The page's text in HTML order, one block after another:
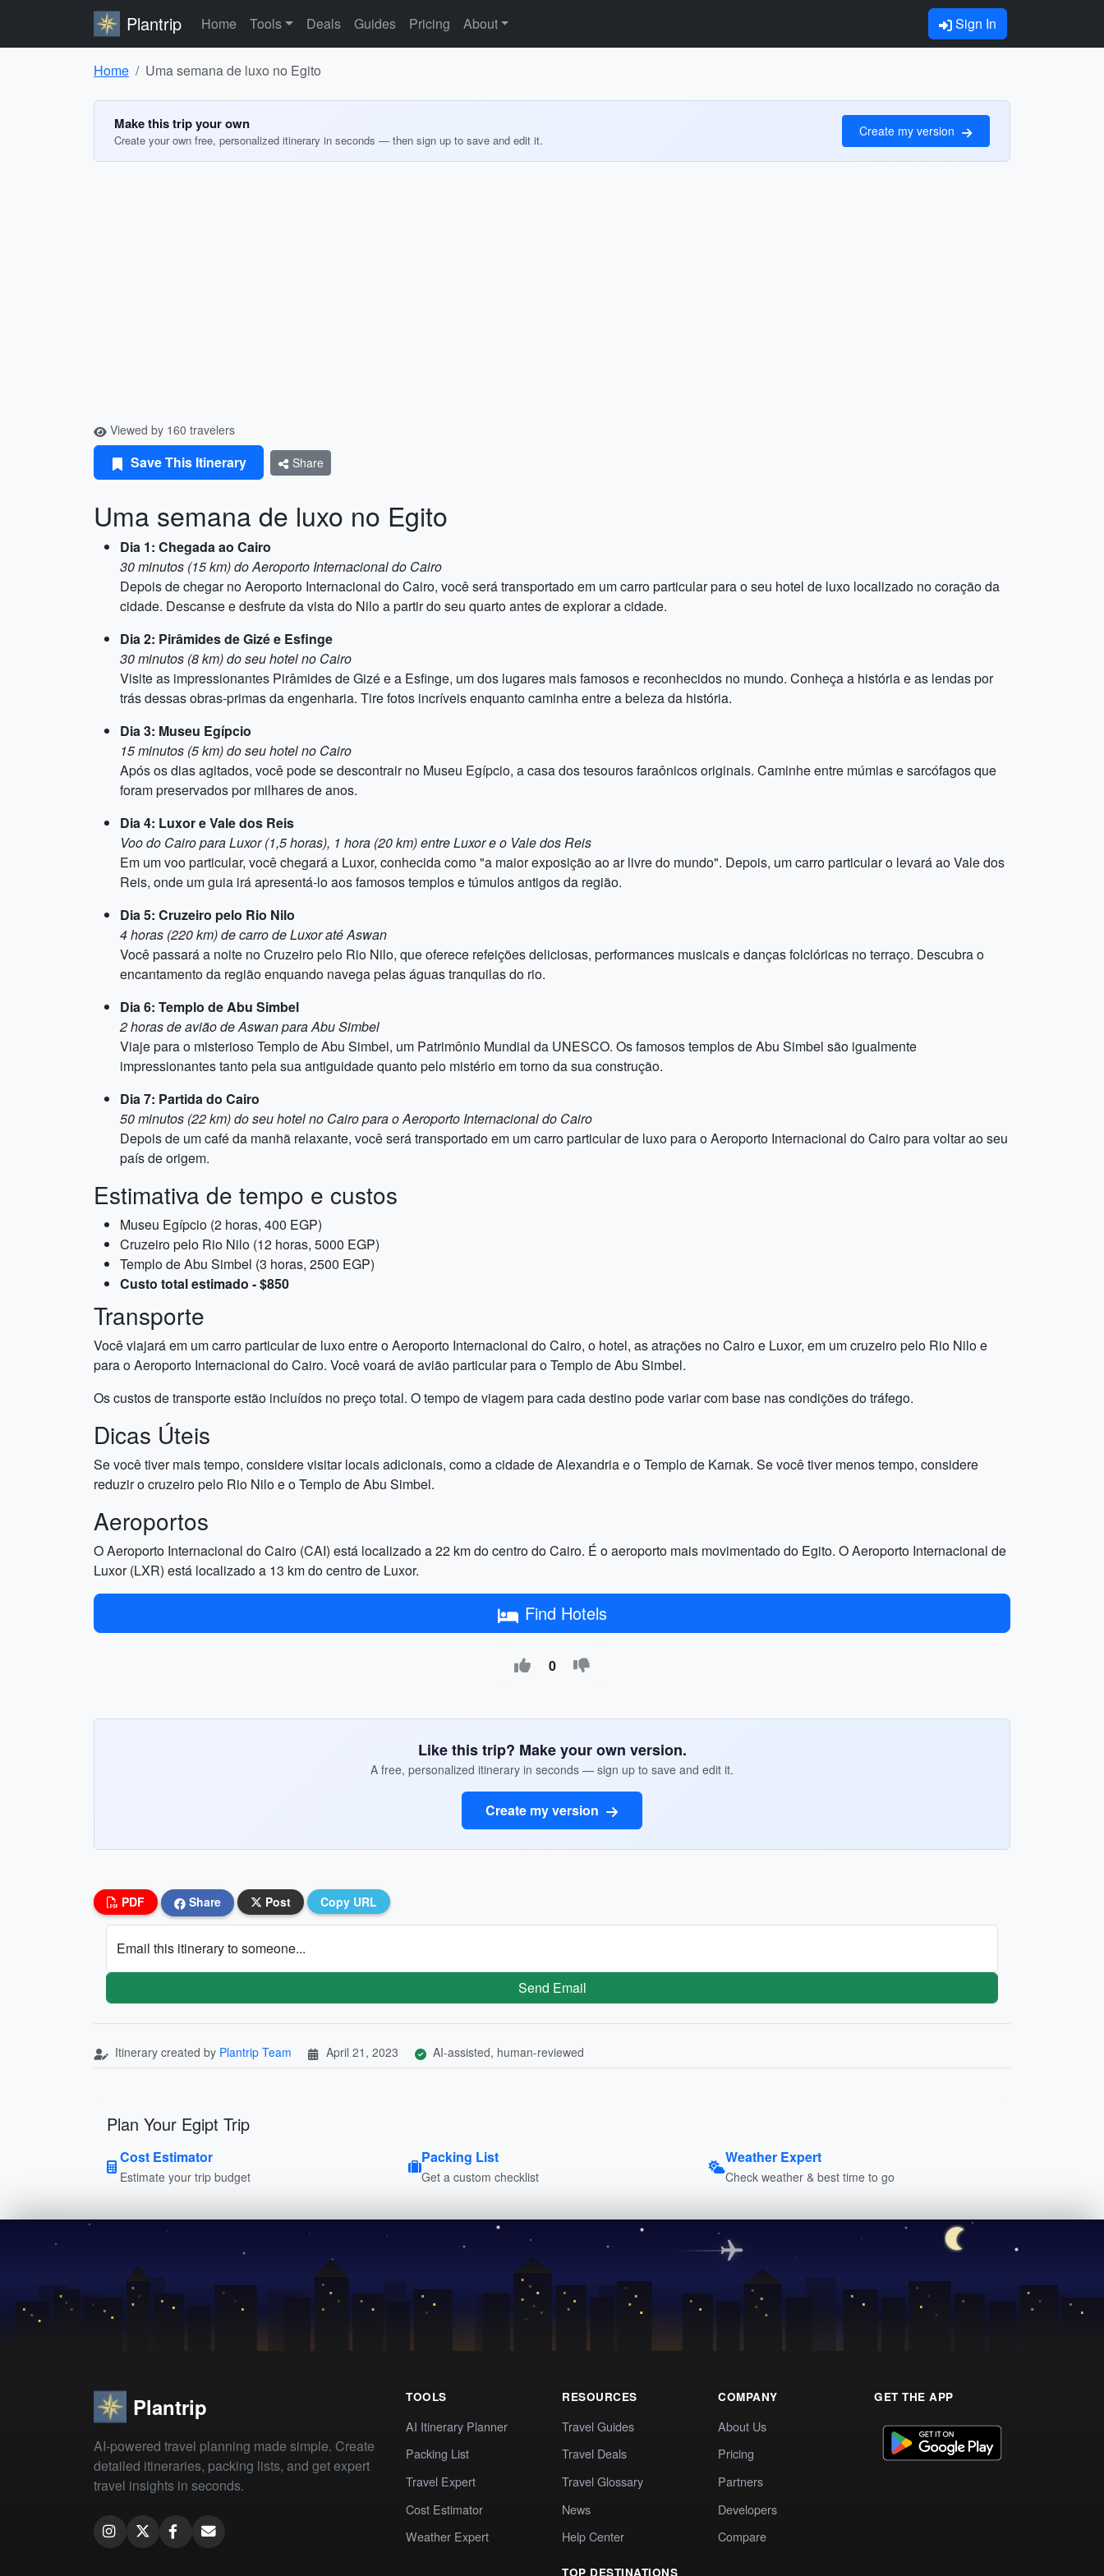
Plantrip Home Tools Deals Guides Pricing About Sign In
Home Uma semana de luxo no Egito
Make this trip your own
Create your own free, personalized itinerary in seconds — then sign up to save and edit it.
Create my version
Viewed by 160 travelers
Save This Itinerary Share
Uma semana de luxo no Egito
Dia 1: Chegada ao Cairo
30 minutos (15 km) do Aeroporto Internacional do Cairo
Depois de chegar no Aeroporto Internacional do Cairo, você será transportado em um carro particular para o seu hotel de luxo localizado no coração da
cidade. Descanse e desfrute da vista do Nilo a partir do seu quarto antes de explorar a cidade.
Dia 2: Pirâmides de Gizé e Esfinge
30 minutos (8 km) do seu hotel no Cairo
Visite as impressionantes Pirâmides de Gizé e a Esfinge, um dos lugares mais famosos e reconhecidos no mundo. Conheça a história e as lendas por
trás dessas obras-primas da engenharia. Tire fotos incríveis enquanto caminha entre a beleza da história.
Dia 3: Museu Egípcio
15 minutos (5 km) do seu hotel no Cairo
Após os dias agitados, você pode se descontrair no Museu Egípcio, a casa dos tesouros faraônicos originais. Caminhe entre múmias e sarcófagos que
foram preservados por milhares de anos.
Dia 4: Luxor e Vale dos Reis
Voo do Cairo para Luxor (1,5 horas), 1 hora (20 km) entre Luxor e o Vale dos Reis
Em um voo particular, você chegará a Luxor, conhecida como "a maior exposição ao ar livre do mundo". Depois, um carro particular o levará ao Vale dos
Reis, onde um guia irá apresentá-lo aos famosos templos e túmulos antigos da região.
Dia 5: Cruzeiro pelo Rio Nilo
4 horas (220 km) de carro de Luxor até Aswan
Você passará a noite no Cruzeiro pelo Rio Nilo, que oferece refeições deliciosas, performances musicais e danças folclóricas no terraço. Descubra o
encantamento da região enquando navega pelas águas tranquilas do rio.
Dia 6: Templo de Abu Simbel
2 horas de avião de Aswan para Abu Simbel
Viaje para o misterioso Templo de Abu Simbel, um Patrimônio Mundial da UNESCO. Os famosos templos de Abu Simbel são igualmente
impressionantes tanto pela sua antiguidade quanto pelo mistério em torno da sua construção.
Dia 7: Partida do Cairo
50 minutos (22 km) do seu hotel no Cairo para o Aeroporto Internacional do Cairo
Depois de um café da manhã relaxante, você será transportado em um carro particular de luxo para o Aeroporto Internacional do Cairo para voltar ao seu
país de origem.
Estimativa de tempo e custos
Museu Egípcio (2 horas, 400 EGP)
Cruzeiro pelo Rio Nilo (12 horas, 5000 EGP)
Templo de Abu Simbel (3 horas, 2500 EGP)
Custo total estimado - $850
Transporte
Você viajará em um carro particular de luxo entre o Aeroporto Internacional do Cairo, o hotel, as atrações no Cairo e Luxor, em um cruzeiro pelo Rio Nilo e
para o Aeroporto Internacional do Cairo. Você voará de avião particular para o Templo de Abu Simbel.
Os custos de transporte estão incluídos no preço total. O tempo de viagem para cada destino pode variar com base nas condições do tráfego.
Dicas Úteis
Se você tiver mais tempo, considere visitar locais adicionais, como a cidade de Alexandria e o Templo de Karnak. Se você tiver menos tempo, considere
reduzir o cruzeiro pelo Rio Nilo e o Templo de Abu Simbel.
Aeroportos
O Aeroporto Internacional do Cairo (CAI) está localizado a 22 km do centro do Cairo. É o aeroporto mais movimentado do Egito. O Aeroporto Internacional de
Luxor (LXR) está localizado a 13 km do centro de Luxor.
Find Hotels
0
Like this trip? Make your own version.
A free, personalized itinerary in seconds — sign up to save and edit it.
Create my version
PDF Share Post Copy URL
Email this itinerary to someone...
Send Email
Itinerary created by Plantrip Team April 21, 2023 AI-assisted, human-reviewed
Plan Your Egipt Trip
Cost Estimator
Estimate your trip budget
Packing List
Get a custom checklist
Weather Expert
Check weather & best time to go
Plantrip
AI-powered travel planning made simple. Create
detailed itineraries, packing lists, and get expert
travel insights in seconds.
TOOLS
AI Itinerary Planner
Packing List
Travel Expert
Cost Estimator
Weather Expert
RESOURCES
Travel Guides
Travel Deals
Travel Glossary
News
Help Center
TOP DESTINATIONS
COMPANY
About Us
Pricing
Partners
Developers
Compare
GET THE APP